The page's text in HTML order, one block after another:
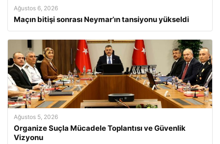
Ağustos 6, 2026
Maçın bitişi sonrası Neymar’ın tansiyonu yükseldi
Ağustos 5, 2026
Organize Suçla Mücadele Toplantısı ve Güvenlik
Vizyonu